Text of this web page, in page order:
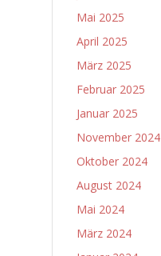
Mai 2025
April 2025
März 2025
Februar 2025
Januar 2025
November 2024
Oktober 2024
August 2024
Mai 2024
März 2024